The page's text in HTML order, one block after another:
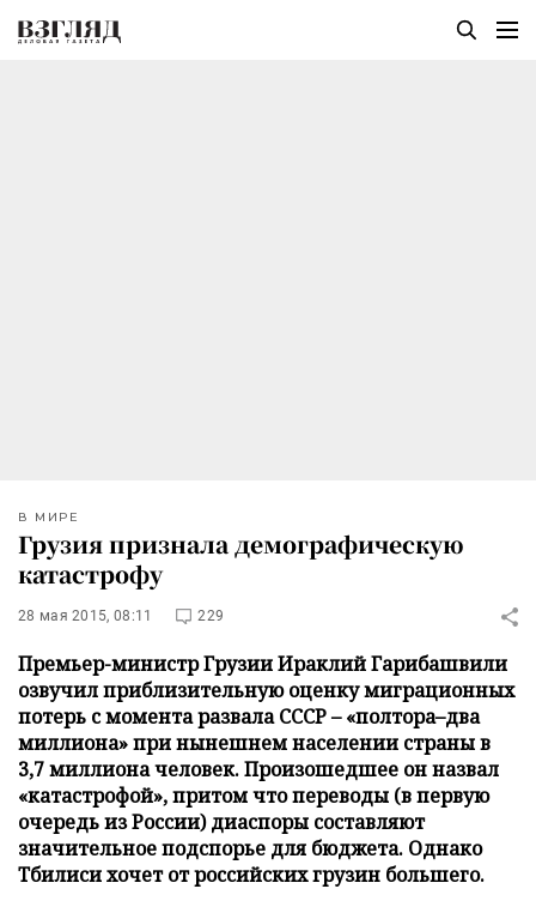
В МИРЕ
Грузия признала демографическую
катастрофу
28 мая 2015, 08:11 229
Премьер-министр Грузии Ираклий Гарибашвили
озвучил приблизительную оценку миграционных
потерь с момента развала СССР – «полтора–два
миллиона» при нынешнем населении страны в
3,7 миллиона человек. Произошедшее он назвал
«катастрофой», притом что переводы (в первую
очередь из России) диаспоры составляют
значительное подспорье для бюджета. Однако
Тбилиси хочет от российских грузин большего.